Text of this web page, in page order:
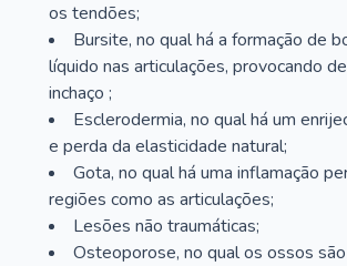
os tendões;
Bursite, no qual há a formação de
líquido nas articulações, provocando
inchaço ;
Esclerodermia, no qual há um
e perda da elasticidade natural;
Gota, no qual há uma inflamação
regiões como as articulações;
Lesões não traumáticas;
Osteoporose, no qual os ossos